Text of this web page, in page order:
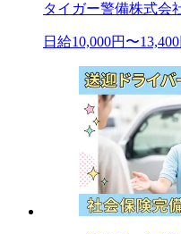
タイガー警備株式会
日給10,000円〜13,400